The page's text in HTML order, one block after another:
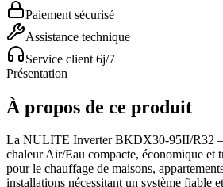
Paiement sécurisé
Assistance technique
Service client 6j/7
Présentation
À propos de ce produit
La NULITE Inverter BKDX30-95II/R32 –
chaleur Air/Eau compacte, économique et
pour le chauffage de maisons,
installations nécessitant un système fiable